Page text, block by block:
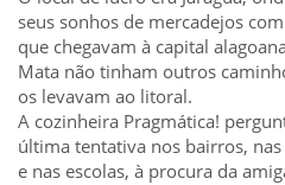
seus sonhos de mercadejos
que chegavam à capital
Mata não tinham outros
os levavam ao litoral.
A cozinheira Pragmática!
última tentativa nos bairros, nas
e nas escolas, à procura da